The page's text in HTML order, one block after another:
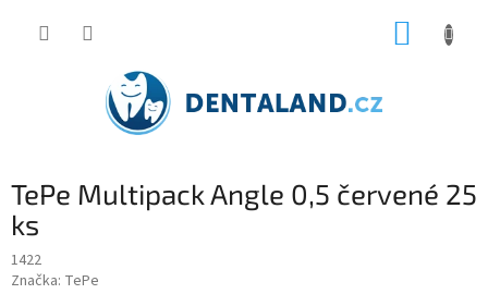
TePe Multipack Angle 0,5 červené 25
ks
1422
Značka: TePe